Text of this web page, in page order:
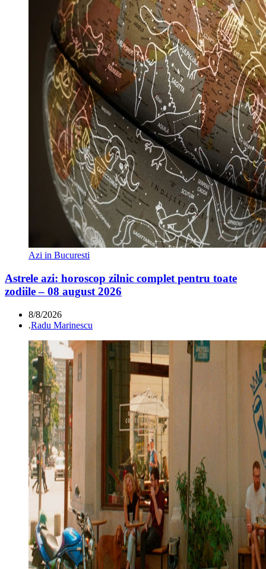
Azi in Bucuresti
Astrele azi: horoscop zilnic complet pentru toate
zodiile – 08 august 2026
8/8/2026
.Radu Marinescu